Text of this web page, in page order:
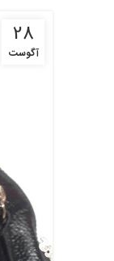
28
آگوست